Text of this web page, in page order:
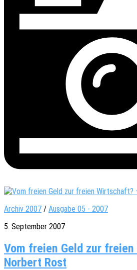
Archiv 2007 / Ausgabe 05 - 2007
5. September 2007
Vom freien Geld zur
Norbert Rost